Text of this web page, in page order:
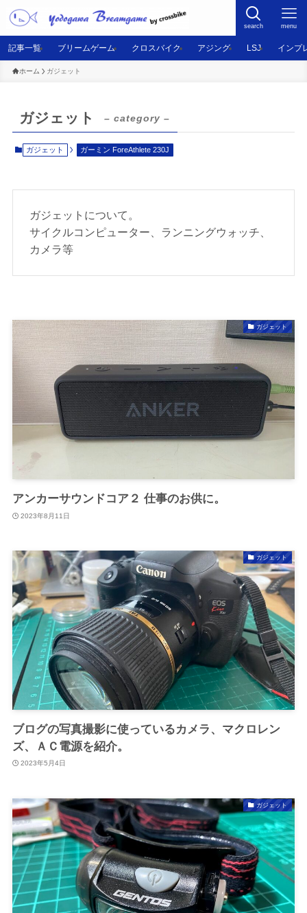
search menu
記事一覧 ブリームゲーム クロスバイク アジング LSJ インプ
ホーム ガジェット
ガジェット – category –
ガジェット ガーミン ForeAthlete 230J
ガジェットについて。
サイクルコンピューター、ランニングウォッチ、
カメラ等
ガジェット
アンカーサウンドコア２ 仕事のお供に。
2023年8月11日
ガジェット
ブログの写真撮影に使っているカメラ、マクロレン
ズ、ＡＣ電源を紹介。
2023年5月4日
ガジェット